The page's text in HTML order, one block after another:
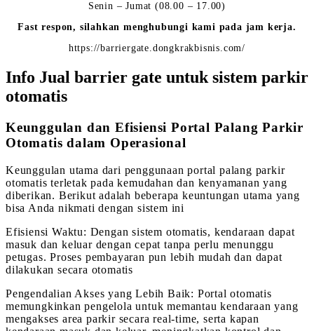
Senin – Jumat (08.00 – 17.00)
Fast respon, silahkan menghubungi kami pada jam kerja.
https://barriergate.dongkrakbisnis.com/
Info Jual barrier gate untuk sistem parkir
otomatis
Keunggulan dan Efisiensi Portal Palang Parkir
Otomatis dalam Operasional
Keunggulan utama dari penggunaan portal palang parkir
otomatis terletak pada kemudahan dan kenyamanan yang
diberikan. Berikut adalah beberapa keuntungan utama yang
bisa Anda nikmati dengan sistem ini
Efisiensi Waktu: Dengan sistem otomatis, kendaraan dapat
masuk dan keluar dengan cepat tanpa perlu menunggu
petugas. Proses pembayaran pun lebih mudah dan dapat
dilakukan secara otomatis
Pengendalian Akses yang Lebih Baik: Portal otomatis
memungkinkan pengelola untuk memantau kendaraan yang
mengakses area parkir secara real-time, serta kapan